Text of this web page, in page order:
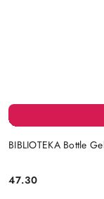
BIBLIOTEKA Bottle
Cena:
47.30